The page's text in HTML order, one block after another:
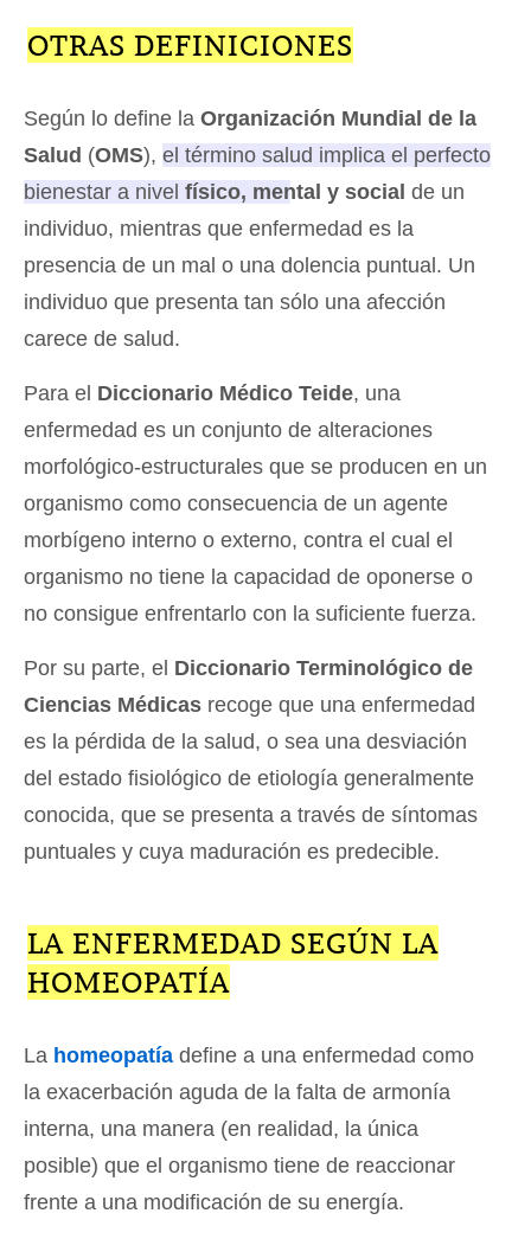
OTRAS DEFINICIONES
Según lo define la Organización Mundial de la
Salud (OMS), el término salud implica el perfecto
bienestar a nivel físico, mental y social de un
individuo, mientras que enfermedad es la
presencia de un mal o una dolencia puntual. Un
individuo que presenta tan sólo una afección
carece de salud.
Para el Diccionario Médico Teide, una
enfermedad es un conjunto de alteraciones
morfológico-estructurales que se producen en un
organismo como consecuencia de un agente
morbígeno interno o externo, contra el cual el
organismo no tiene la capacidad de oponerse o
no consigue enfrentarlo con la suficiente fuerza.
Por su parte, el Diccionario Terminológico de
Ciencias Médicas recoge que una enfermedad
es la pérdida de la salud, o sea una desviación
del estado fisiológico de etiología generalmente
conocida, que se presenta a través de síntomas
puntuales y cuya maduración es predecible.
LA ENFERMEDAD SEGÚN LA
HOMEOPATÍA
La homeopatía define a una enfermedad como
la exacerbación aguda de la falta de armonía
interna, una manera (en realidad, la única
posible) que el organismo tiene de reaccionar
frente a una modificación de su energía.